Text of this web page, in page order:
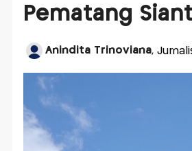
Pematang
Anindita Trinoviana,